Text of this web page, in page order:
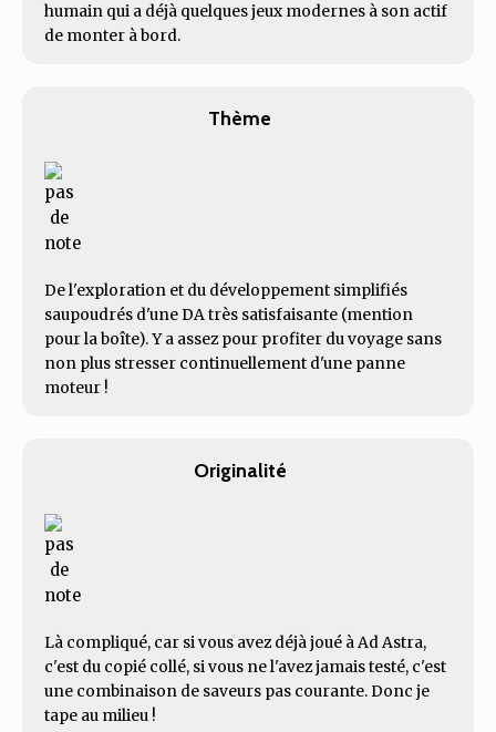
humain qui a déjà quelques jeux modernes à son actif
de monter à bord.
Thème
De l'exploration et du développement simplifiés
saupoudrés d'une DA très satisfaisante (mention
pour la boîte). Y a assez pour profiter du voyage sans
non plus stresser continuellement d'une panne
moteur !
Originalité
Là compliqué, car si vous avez déjà joué à Ad Astra,
c'est du copié collé, si vous ne l'avez jamais testé, c'est
une combinaison de saveurs pas courante. Donc je
tape au milieu !